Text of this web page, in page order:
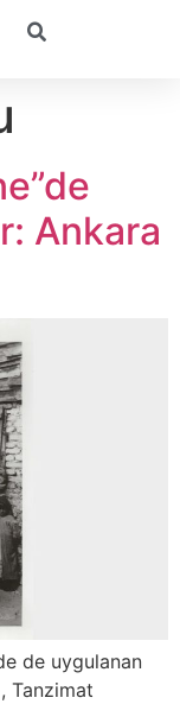
Ankara
de uygulanan
Tanzimat